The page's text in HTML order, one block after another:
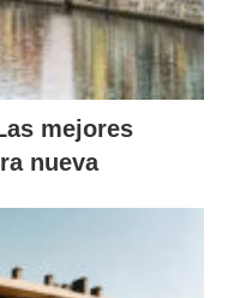
mejores
nueva